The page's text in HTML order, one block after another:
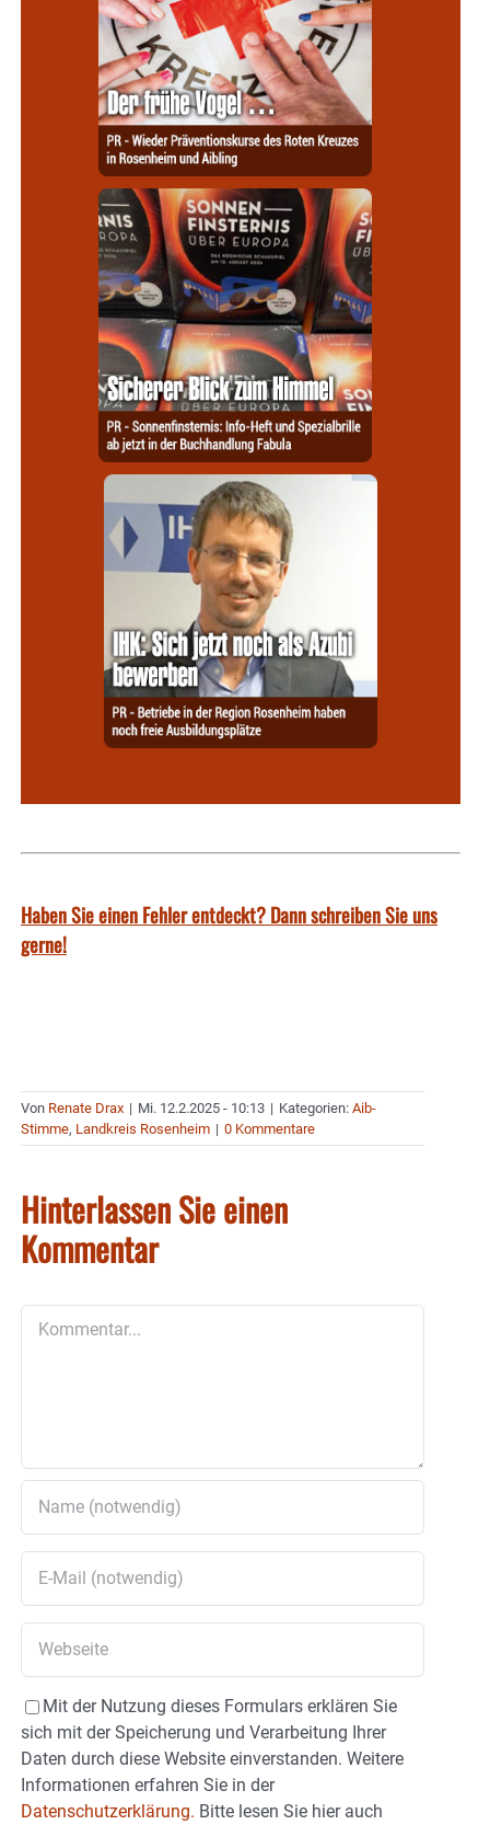
Haben Sie einen Fehler entdeckt? Dann schreiben Sie uns
gerne!
Von Renate Drax | Mi. 12.2.2025 - 10:13 | Kategorien: Aib-
Stimme, Landkreis Rosenheim | 0 Kommentare
Hinterlassen Sie einen
Kommentar
Mit der Nutzung dieses Formulars erklären Sie
sich mit der Speicherung und Verarbeitung Ihrer
Daten durch diese Website einverstanden. Weitere
Informationen erfahren Sie in der
Datenschutzerklärung. Bitte lesen Sie hier auch